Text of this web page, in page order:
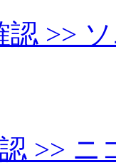
>>
>> ニ